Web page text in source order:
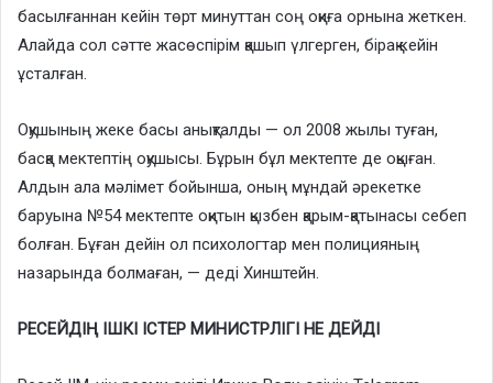
басылғаннан кейін төрт минуттан соң оқиға орнына жеткен.
Алайда сол сәтте жасөспірім қашып үлгерген, бірақ кейін
ұсталған.
Оқушының жеке басы анықталды — ол 2008 жылы туған,
басқа мектептің оқушысы. Бұрын бұл мектепте де оқыған.
Алдын ала мәлімет бойынша, оның мұндай әрекетке
баруына №54 мектепте оқитын қызбен қарым-қатынасы себеп
болған. Бұған дейін ол психологтар мен полицияның
назарында болмаған, — деді Хинштейн.
РЕСЕЙДІҢ ІШКІ ІСТЕР МИНИСТРЛІГІ НЕ ДЕЙДІ